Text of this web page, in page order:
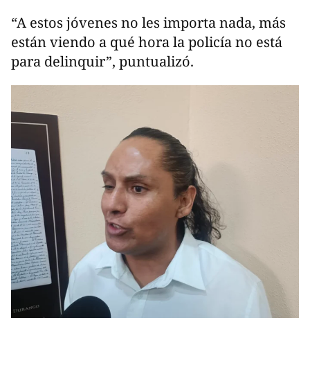
“A estos jóvenes no les importa nada, más
están viendo a qué hora la policía no está
para delinquir”, puntualizó.